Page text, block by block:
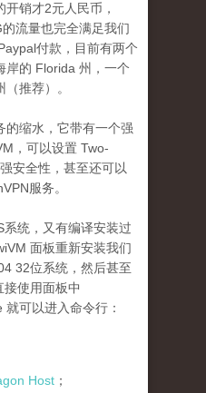
销才2元人民币，
流量也完全满足我们
付款，目前有两个
岸的 Florida 州，一个
推荐）。
的缩水，它带有一个强
，可以设置 Two-
安全性，甚至还可以
服务。
统，又有编译安装过
面板重新安装我们
32位系统，然后甚至
使用面板中
可以进入命令行：
Host ；